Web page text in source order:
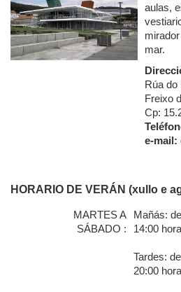
aulas,
mar.
Rúa do
Freixo
Cp:
e-mail:
HORARIO DE VERÁN (xullo e
MARTES A
SÁBADO :
Mañás:
14:00
Tardes:
20:00